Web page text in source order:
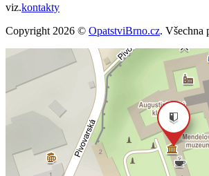
viz.kontakty
Copyright 2026 © OpatstviBrno.cz. Všechna